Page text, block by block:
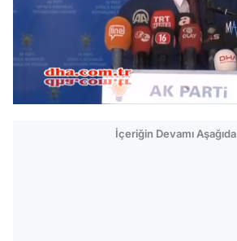
/
İçeriğin Devamı Aşağıda